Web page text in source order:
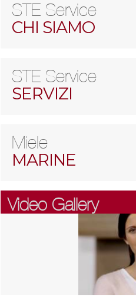
STE Service
CHI SIAMO
STE Service
SERVIZI
Miele
MARINE
Video Gallery